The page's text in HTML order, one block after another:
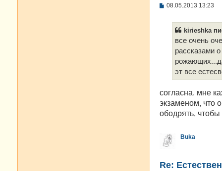
С
08.05.2013 13:23
kirieshka
все очень
рассказами
эт все
согласна. мне
экзаменом, что
ободрять,
Buka
Re: